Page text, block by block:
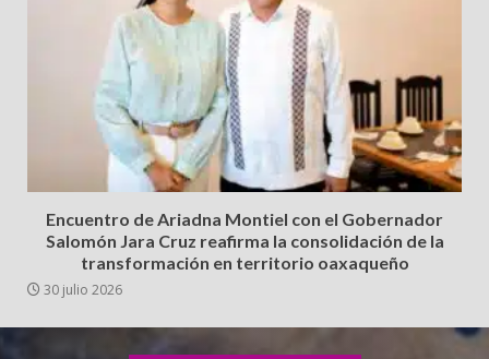
Encuentro de Ariadna Montiel con el Gobernador
Salomón Jara Cruz reafirma la consolidación de la
transformación en territorio oaxaqueño
30 julio 2026